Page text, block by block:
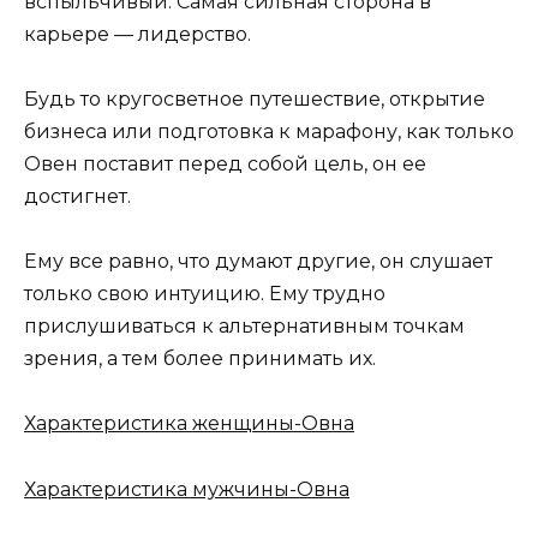
карьере — лидерство.
Будь то кругосветное путешествие, открытие
бизнеса или подготовка к марафону, как только
Овен поставит перед собой цель, он ее
достигнет.
Ему все равно, что думают другие, он слушает
только свою интуицию. Ему трудно
прислушиваться к альтернативным точкам
зрения, а тем более принимать их.
Характеристика женщины-Овна
Характеристика мужчины-Овна